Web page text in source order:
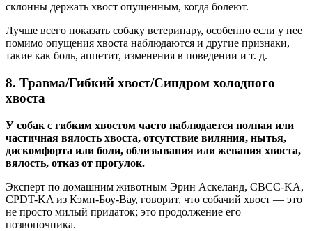
склонны держать хвост опущенным, когда болеют.
Лучше всего показать собаку ветеринару, особенно если у нее
помимо опущения хвоста наблюдаются и другие признаки,
такие как боль, аппетит, изменения в поведении и т. д.
8. Травма/Гибкий хвост/Синдром холодного
хвоста
У собак с гибким хвостом часто наблюдается полная или
частичная вялость хвоста, отсутствие виляния, нытья,
дискомфорта или боли, облизывания или жевания хвоста,
вялость, отказ от прогулок.
Эксперт по домашним животным Эрин Аскеланд, CBCC-KA,
CPDT-KA из Кэмп-Боу-Вау, говорит, что собачий хвост — это
не просто милый придаток; это продолжение его
позвоночника.